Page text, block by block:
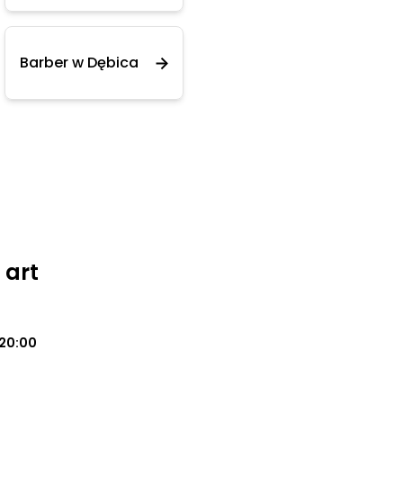
Barber w Dębica
art